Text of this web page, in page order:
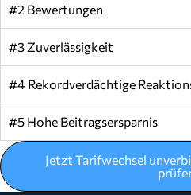
#2 Bewertungen
#3 Zuverlässigkeit
#4 Rekordverdächtige
#5 Hohe Beitragsersparnis
Jetzt Tarifwechsel